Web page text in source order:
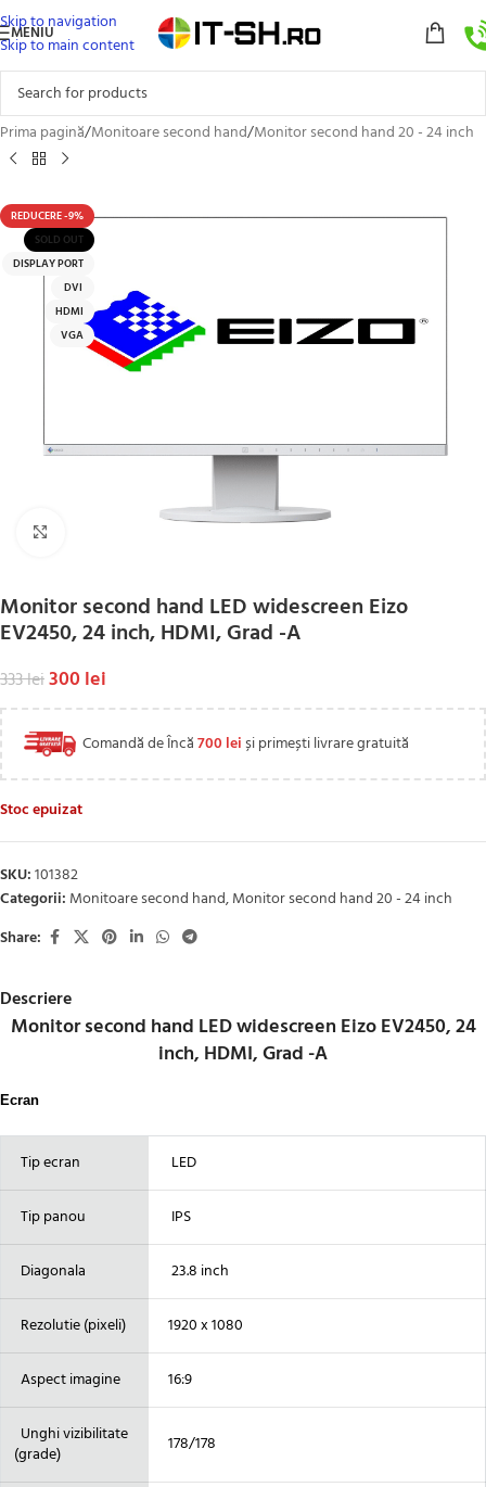
Skip to navigation
Skip to main content
MENIU
Prima pagină/Monitoare second hand/Monitor second hand 20 - 24 inch
REDUCERE -9%
SOLD OUT
DISPLAY PORT
DVI
HDMI
VGA
Monitor second hand LED widescreen Eizo
EV2450, 24 inch, HDMI, Grad -A
333lei300lei
Comandă de Încă700 leiși primești livrare gratuită
Stoc epuizat
SKU:101382
Categorii: Monitoare second hand,Monitor second hand 20 - 24 inch
Share:
Descriere
Monitor second hand LED widescreen Eizo EV2450, 24
inch, HDMI, Grad -A
Ecran
Tip ecran LED
Tip panou IPS
Diagonala 23.8 inch
Rezolutie (pixeli) 1920 x 1080
Aspect imagine 16:9
Unghi vizibilitate
(grade)
178/178